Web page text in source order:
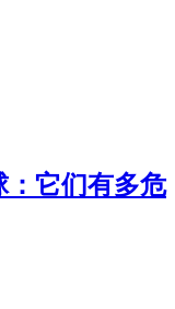
：它们有多危